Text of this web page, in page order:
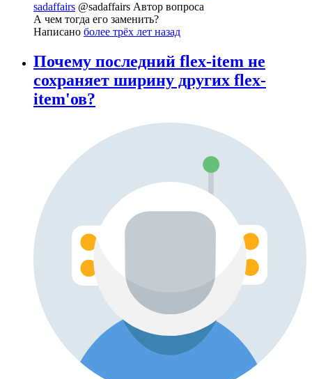
sadaffairs @sadaffairs Автор вопроса
А чем тогда его заменить?
Написано более трёх лет назад
Почему последний flex-item не
сохраняет ширину других flex-
item'ов?